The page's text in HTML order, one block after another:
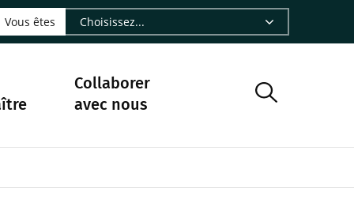
- CIRAD
Facebook - CIRAD
sur Instagram - CIRAD
sur Youtube - CIRAD
suivre sur Bluesky - CIRAD
Nourrir le vivant, le podcast du Cirad - CIRAD
Nous contacter par courriel - CIRAD
la page Flux RSS - CIRAD
Vous êtes
Collaborer
avec nous